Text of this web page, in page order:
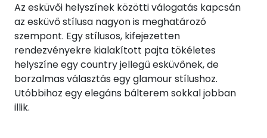
Az esküvői helyszínek közötti válogatás kapcsán
az esküvő stílusa nagyon is meghatározó
szempont. Egy stílusos, kifejezetten
rendezvényekre kialakított pajta tökéletes
helyszíne egy country jellegű esküvőnek, de
borzalmas választás egy glamour stílushoz.
Utóbbihoz egy elegáns bálterem sokkal jobban
illik.